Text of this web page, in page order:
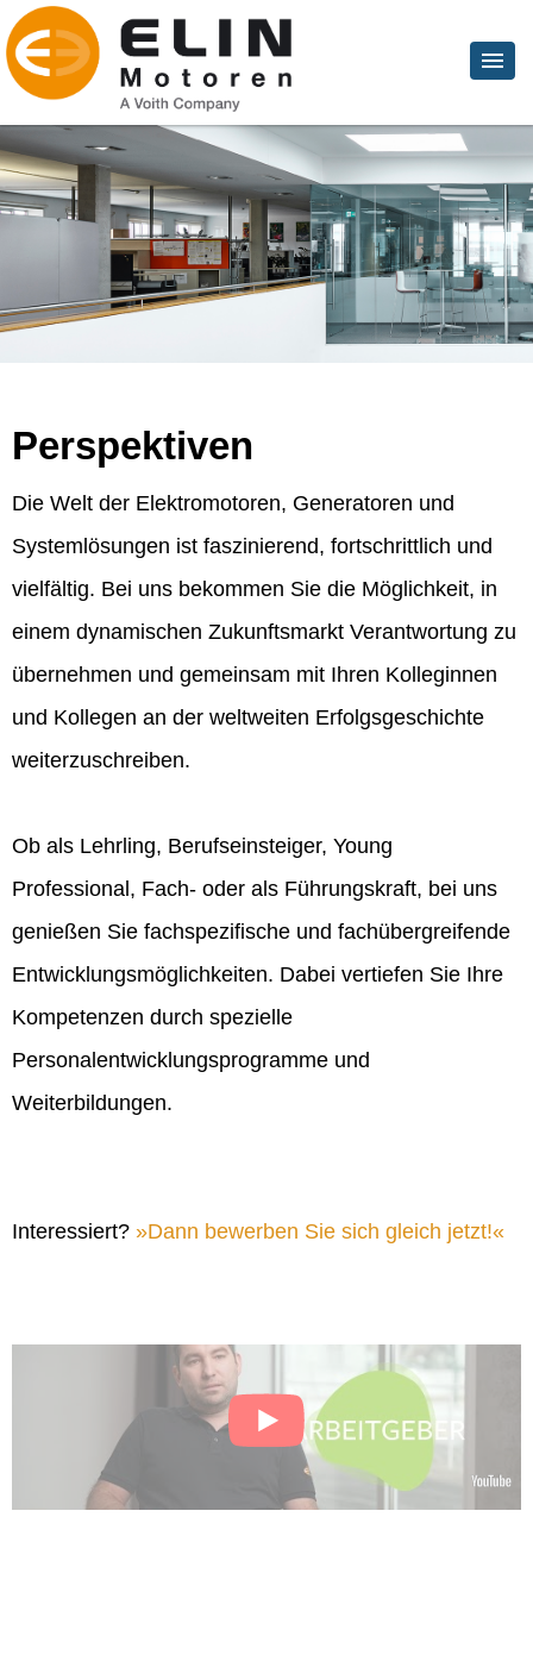
Perspektiven
Die Welt der Elektromotoren, Generatoren und
Systemlösungen ist faszinierend, fortschrittlich und
vielfältig. Bei uns bekommen Sie die Möglichkeit, in
einem dynamischen Zukunftsmarkt Verantwortung zu
übernehmen und gemeinsam mit Ihren Kolleginnen
und Kollegen an der weltweiten Erfolgsgeschichte
weiterzuschreiben.
Ob als Lehrling, Berufseinsteiger, Young
Professional, Fach- oder als Führungskraft, bei uns
genießen Sie fachspezifische und fachübergreifende
Entwicklungsmöglichkeiten. Dabei vertiefen Sie Ihre
Kompetenzen durch spezielle
Personalentwicklungsprogramme und
Weiterbildungen.
Interessiert? Dann bewerben Sie sich gleich jetzt!